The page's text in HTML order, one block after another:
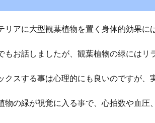
リアに大型観葉植物を置く身体的効果に
もお話しましたが、観葉植物の緑にはリ
クスする事は心理的にも良いのですが、
物の緑が視覚に入る事で、心拍数や血圧